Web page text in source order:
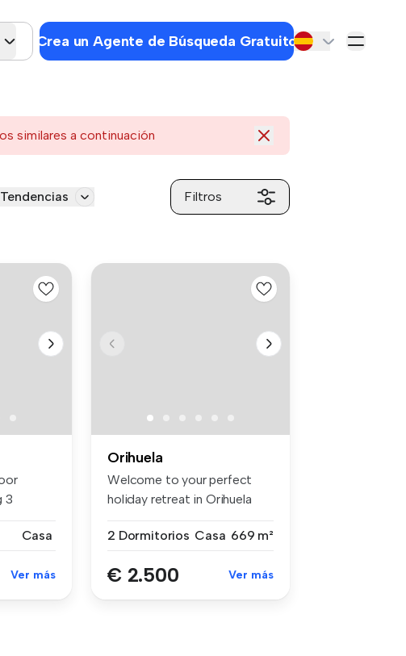
Crea un Agente de Búsqueda Gratuito
similares a continuación
Tendencias Filtros
3
Casa
Ver más
Orihuela
Welcome to your perfect
holiday retreat in Orihuela
2 Dormitorios Casa 669 m²
€ 2.500 Ver más